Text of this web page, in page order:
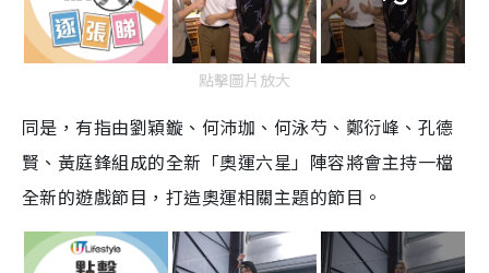
點擊圖片放大
同是，有指由劉穎鏇、何沛珈、何泳芍、鄭衍峰、孔德
賢、黃庭鋒組成的全新「奧運六星」陣容將會主持一檔
全新的遊戲節目，打造奧運相關主題的節目。